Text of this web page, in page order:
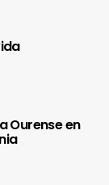
Ourense en